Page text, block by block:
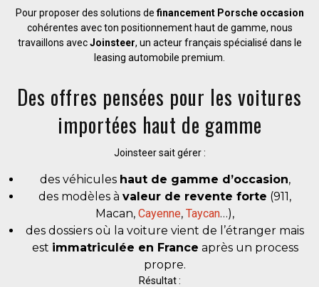
Pour proposer des solutions de financement Porsche occasion
cohérentes avec ton positionnement haut de gamme, nous
travaillons avecJoinsteer, un acteur français spécialisé dans le
leasing automobile premium.
Des offres pensées pour les voitures
importées haut de gamme
Joinsteer sait gérer :
des véhicules haut de gamme d’occasion,
des modèles à valeur de revente forte (911,
Macan, Cayenne, Taycan…),
des dossiers où la voiture vient de l’étranger mais
est immatriculée en France après un process
propre.
Résultat :